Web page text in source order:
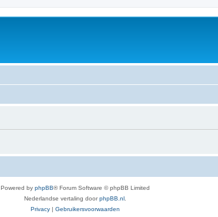
Powered by phpBB® Forum Software © phpBB Limited
Nederlandse vertaling doorphpBB.nl
Privacy | Gebruikersvoorwaarden